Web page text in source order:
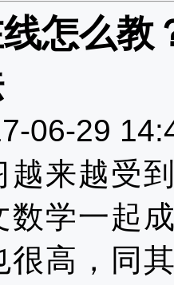
怎么教
06-29
越来越受
数学一起
很高，同